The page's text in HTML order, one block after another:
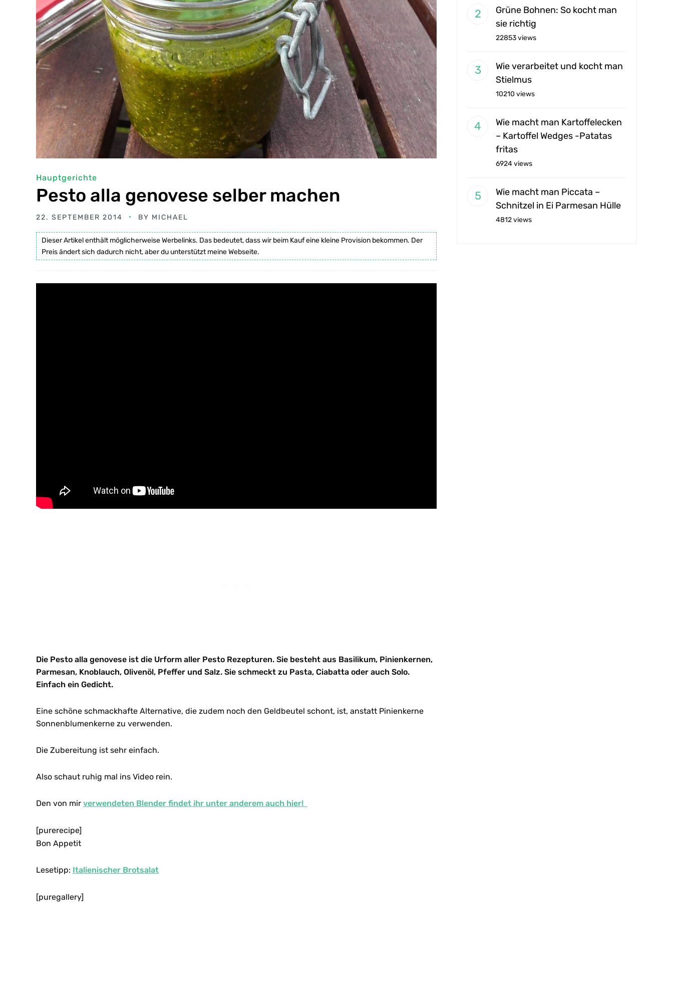
Hauptgerichte
Pesto alla genovese selber machen
22. SEPTEMBER 2014 BY MICHAEL
Dieser Artikel enthält möglicherweise Werbelinks. Das bedeutet, dass wir beim Kauf eine kleine Provision bekommen. Der
Preis ändert sich dadurch nicht, aber du unterstützt meine Webseite.
Die Pesto alla genovese ist die Urform aller Pesto Rezepturen. Sie besteht aus Basilikum, Pinienkernen,
Parmesan, Knoblauch, Olivenöl, Pfeffer und Salz. Sie schmeckt zu Pasta, Ciabatta oder auch Solo.
Einfach ein Gedicht.
Eine schöne schmackhafte Alternative, die zudem noch den Geldbeutel schont, ist, anstatt Pinienkerne
Sonnenblumenkerne zu verwenden.
Die Zubereitung ist sehr einfach.
Also schaut ruhig mal ins Video rein.
Den von mir verwendeten Blender findet ihr unter anderem auch hier!
[purerecipe]
Bon Appetit
Lesetipp: Italienischer Brotsalat
[puregallery]
Grüne Bohnen: So kocht man
sie richtig
22853 views
Wie verarbeitet und kocht man
Stielmus
10210 views
Wie macht man Kartoffelecken
– Kartoffel Wedges -Patatas
fritas
6924 views
Wie macht man Piccata –
Schnitzel in Ei Parmesan Hülle
4812 views